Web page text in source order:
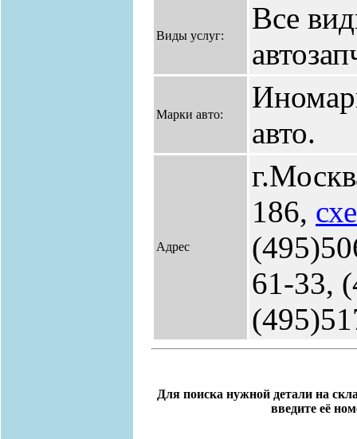
Виды услуг:
Все
Марки авто:
авто.
Адрес
186,
61-33,
Для поиска нужной детали на
введите её